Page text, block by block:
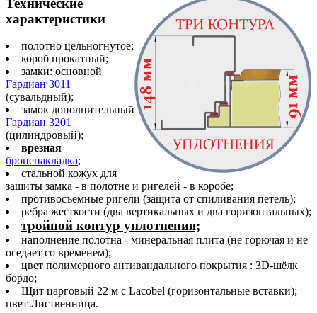
характеристики
полотно цельногнутое;
короб прокатный;
замки: основной
Гардиан 3011
(сувальдный);
замок дополнительный
Гардиан 3201
(цилиндровый);
врезная
броненакладка;
стальной кожух для
защиты замка - в полотне и ригелей - в коробе;
противосъемные ригели (защита от спиливания петель);
ребра жесткости (два вертикальных и два горизонтальных);
тройной контур уплотнения;
наполнение полотна - минеральная плита (не горючая и не
оседает со временем);
цвет полимерного антивандального покрытия : 3D-шёлк
бордо;
Щит царговый 22 м с Lacobel (горизонтальные вставки);
цвет Лиственница.